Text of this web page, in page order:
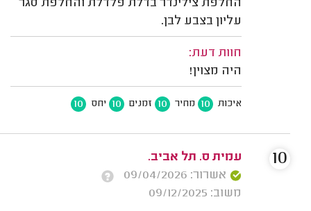
החלפת צילינדר בדלת פלדלת והחלפת סגר
עליון בצבע לבן.
חוות דעת:
היה מצוין!
איכות 10 מחיר 10 זמנים 10 יחס 10
עמית ס. תל אביב.
אשרור: 09/04/2026
משוב: 09/12/2025
10